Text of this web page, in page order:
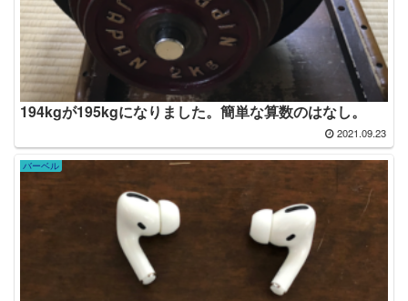
194kgが195kgになりました。簡単な算数のはなし。
2021.09.23
バーベル